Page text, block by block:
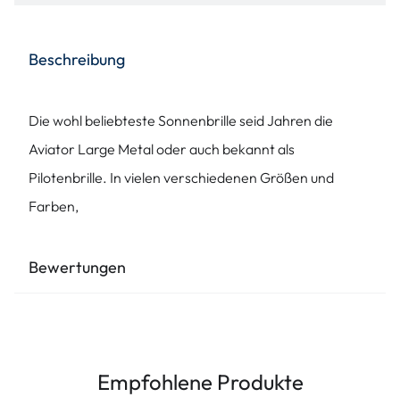
Beschreibung
Die wohl beliebteste Sonnenbrille seid Jahren die
Aviator Large Metal oder auch bekannt als
Pilotenbrille. In vielen verschiedenen Größen und
Farben,
Bewertungen
Empfohlene Produkte